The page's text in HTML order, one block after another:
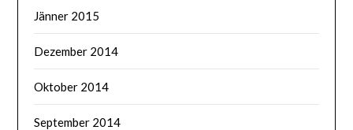
Jänner 2015
Dezember 2014
Oktober 2014
September 2014